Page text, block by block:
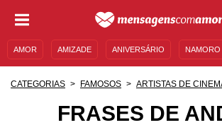
AMOR AMIZADE ANIVERSÁRIO NAMORO
CATEGORIAS FAMOSOS ARTISTAS DE
FRASES DE